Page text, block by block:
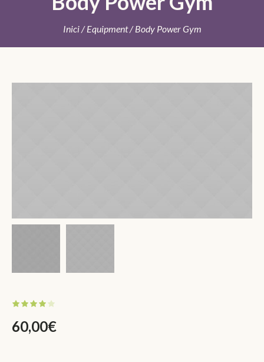
Inici/Equipment/ Body Power Gym
60,00€